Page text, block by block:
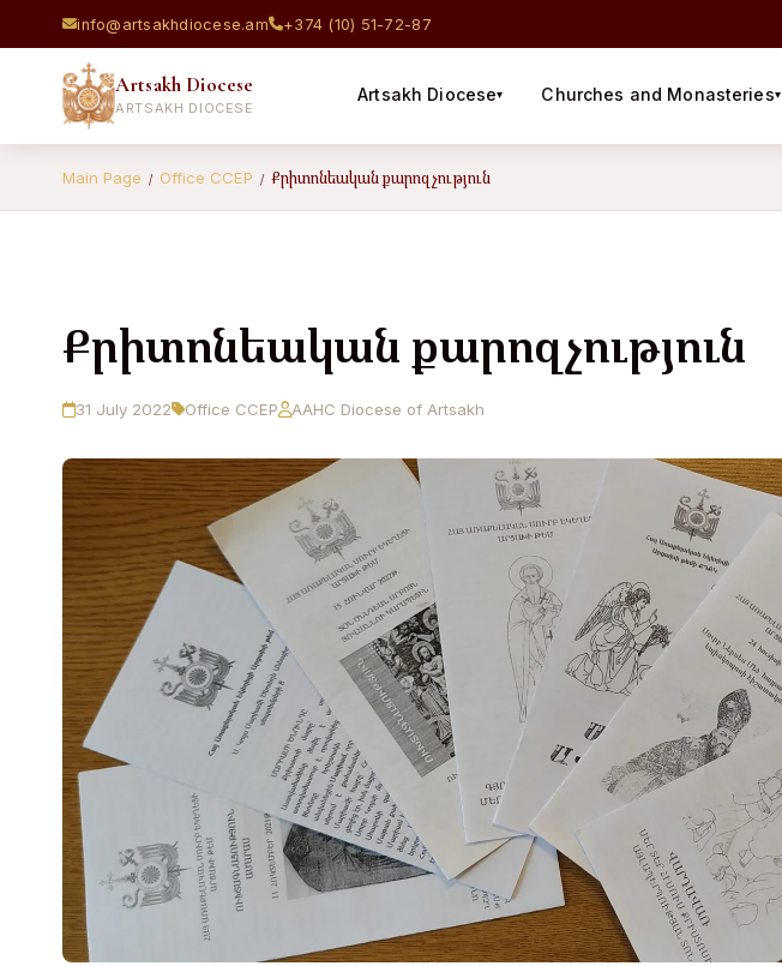
info@artsakhdiocese.am +374 (10) 51-72-87
Artsakh Diocese
ARTSAKH DIOCESE
Artsakh Diocese▾ Churches and Monasteries▾
Main Page / Office CCEP / Քրիտոնեական քարոզչություն
Քրիտոնեական քարոզչություն
31 July 2022 Office CCEP AAHC Diocese of Artsakh